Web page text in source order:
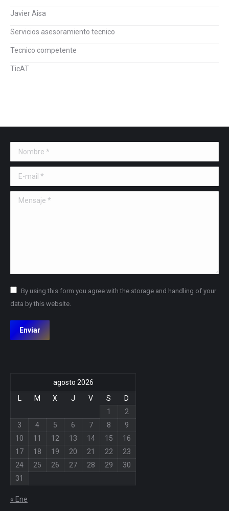
Javier Aisa
Servicios asesoramiento tecnico
Tecnico competente
TicAT
Nombre *
E-mail *
Mensaje *
By using this form you agree with the storage and handling of your
data by this website.
Enviar
agosto 2026
L
M X J V S
D
1
2
3
4 5 6 7 8
9
10
11 12 13 14 15
16
17
18 19 20 21 22
23
24
25 26 27 28 29
30
31
« Ene